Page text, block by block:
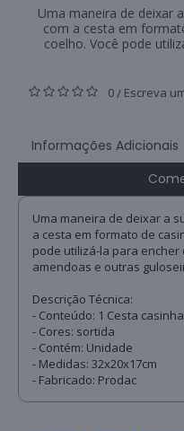
Uma maneira de deixar
com a cesta em
coelho. Você pode
0 / Escreva
Informações Adicionais
Uma maneira de deixar a
a cesta em formato de
pode utilizá-la para encher
amendoas e outras
Descrição Técnica:
- Conteúdo: 1 Cesta
- Cores: sortida
- Contém: Unidade
- Medidas: 32x20x17cm
- Fabricado: Prodac